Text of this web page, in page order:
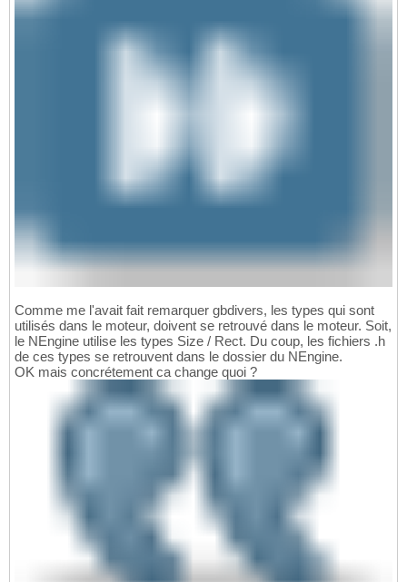
Comme me l'avait fait remarquer gbdivers, les types qui sont
utilisés dans le moteur, doivent se retrouvé dans le moteur. Soit,
le NEngine utilise les types Size / Rect. Du coup, les fichiers .h
de ces types se retrouvent dans le dossier du NEngine.
OK mais concrétement ca change quoi ?